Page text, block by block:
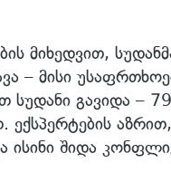
მიხედვით,
– მისი
სუდანი გავიდა –
ისინი შიდა